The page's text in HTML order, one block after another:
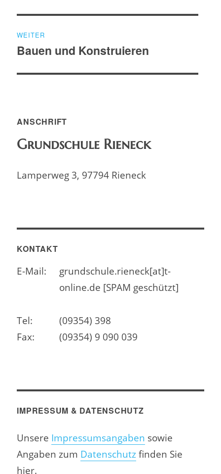
WEITER
Nächster
Bauen und Konstruieren
ANSCHRIFT
Grundschule Rieneck
Lamperweg 3, 97794 Rieneck
KONTAKT
E-Mail:
grundschule.rieneck[at]t-
online.de [SPAM geschützt]
Tel:
(09354) 398
Fax:
(09354) 9 090 039
IMPRESSUM & DATENSCHUTZ
Unsere Impressumsangaben sowie
Angaben zum Datenschutzfinden Sie
hier.